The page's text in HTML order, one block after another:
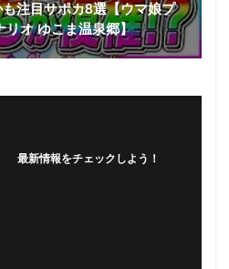
注目サポカ8選【ウマ娘プ
リオ ゆこま温泉郷】
最新情報をチェックしよう！